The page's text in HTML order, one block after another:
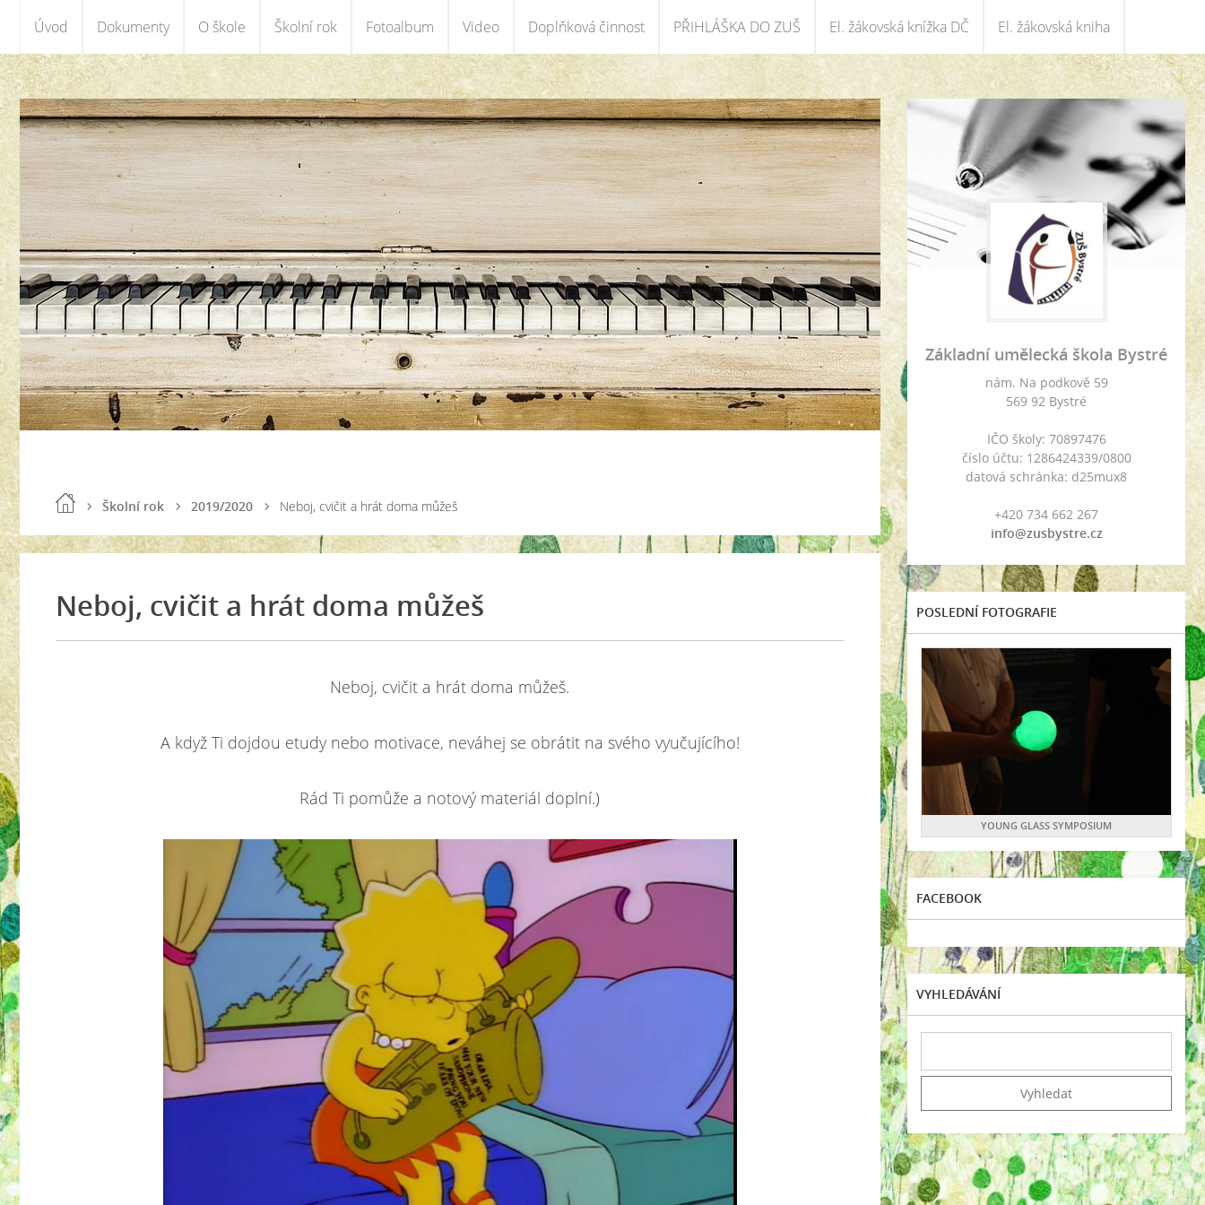
Úvod Dokumenty O škole Školní rok Fotoalbum Video Doplňková činnost PŘIHLÁŠKA DO ZUŠ El. žákovská knížka DČ El. žákovská kniha
Školní rok 2019/2020 Neboj, cvičit a hrát doma můžeš
Neboj, cvičit a hrát doma můžeš
Neboj, cvičit a hrát doma můžeš.
Akdyž Ti dojdou etudy nebo motivace, neváhej se obrátit na svého vyučujícího!
Rád Ti pomůže a notový materiál doplní.)
Základní umělecká škola Bystré
nám. Na podkově 59
569 92 Bystré
IČO školy: 70897476
číslo účtu: 1286424339/0800
datová schránka: d25mux8
+420 734 662 267
info@zusbystre.cz
POSLEDNÍ FOTOGRAFIE
YOUNG GLASS SYMPOSIUM
FACEBOOK
VYHLEDÁVÁNÍ